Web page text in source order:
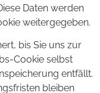
Daten werden
weitergegeben.
bis Sie uns zur
Cookie selbst
entfällt.
bleiben